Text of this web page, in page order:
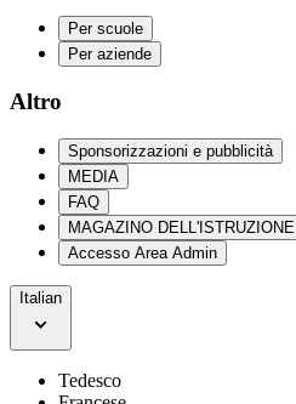
Per scuole
Per aziende
Altro
Sponsorizzazioni e pubblicità
MEDIA
FAQ
MAGAZINO DELL'ISTRUZIONE
Accesso Area Admin
Italian
Tedesco